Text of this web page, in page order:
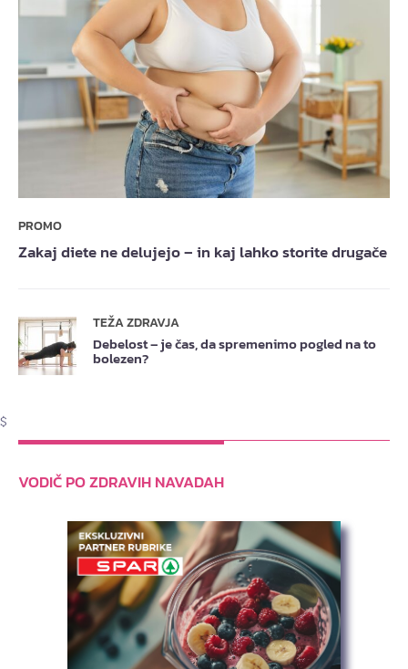
PROMO
Zakaj diete ne delujejo – in kaj lahko storite drugače
TEŽA ZDRAVJA
Debelost – je čas, da spremenimo pogled na to
bolezen?
$
VODIČ PO ZDRAVIH NAVADAH